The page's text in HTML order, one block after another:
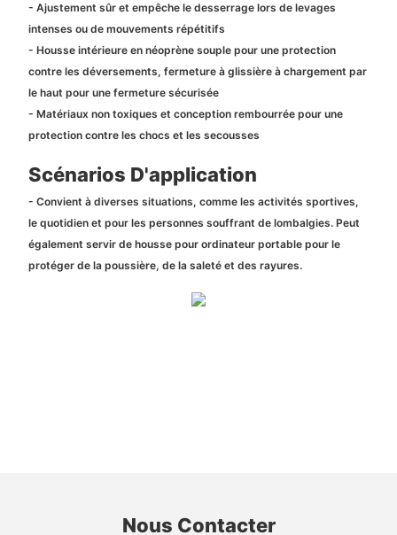
- Ajustement sûr et empêche le desserrage lors de levages
intenses ou de mouvements répétitifs
- Housse intérieure en néoprène souple pour une protection
contre les déversements, fermeture à glissière à chargement par
le haut pour une fermeture sécurisée
- Matériaux non toxiques et conception rembourrée pour une
protection contre les chocs et les secousses
Scénarios D'application
- Convient à diverses situations, comme les activités sportives,
le quotidien et pour les personnes souffrant de lombalgies. Peut
également servir de housse pour ordinateur portable pour le
protéger de la poussière, de la saleté et des rayures.
Nous Contacter